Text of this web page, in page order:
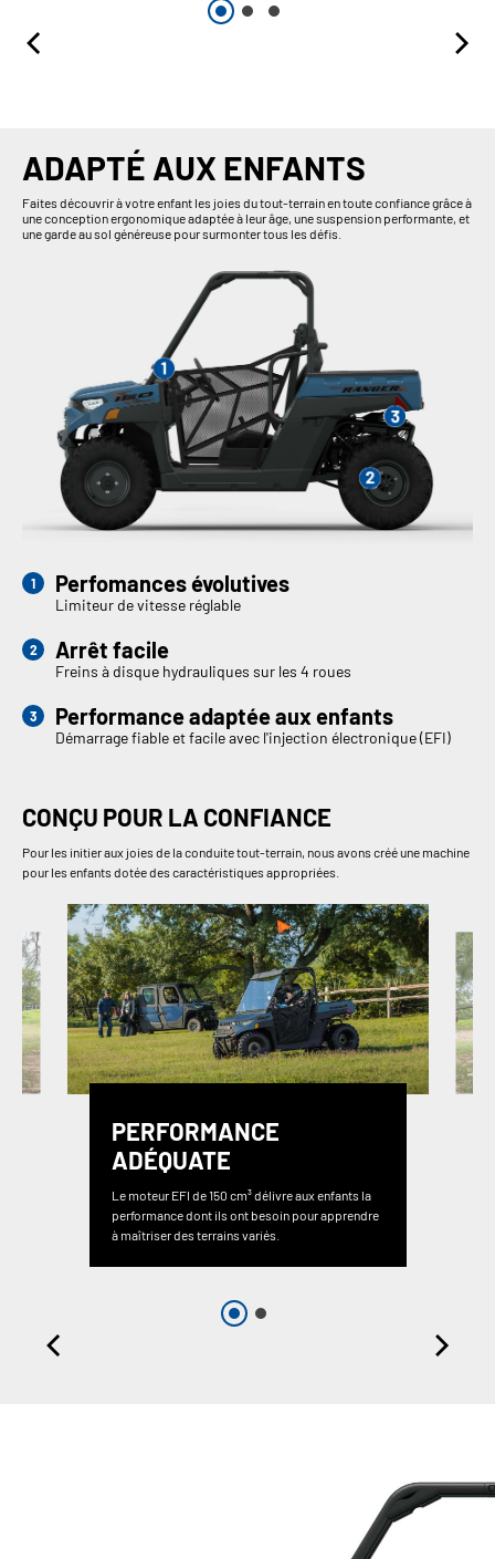
ADAPTÉ AUX ENFANTS
Faites découvrir à votre enfant les joies du tout-terrain en toute confiance grâce à
une conception ergonomique adaptée à leur âge, une suspension performante, et
une garde au sol généreuse pour surmonter tous les défis.
Perfomances évolutives
Limiteur de vitesse réglable
Arrêt facile
Freins à disque hydrauliques sur les 4 roues
Performance adaptée aux enfants
Démarrage fiable et facile avec l'injection électronique (EFI)
CONÇU POUR LA CONFIANCE
Pour les initier aux joies de la conduite tout-terrain, nous avons créé une machine
pour les enfants dotée des caractéristiques appropriées.
PERFORMANCE
ADÉQUATE
Le moteur EFI de 150 cm³ délivre aux enfants la
performance dont ils ont besoin pour apprendre
à maîtriser des terrains variés.